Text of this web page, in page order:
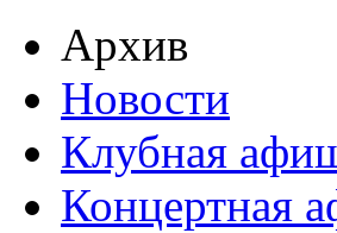
Архив
Новости
Клубная
Концертная